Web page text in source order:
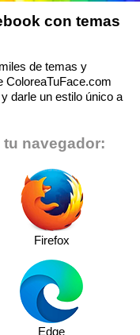
con temas
de temas y
ColoreaTuFace.com
darle un estilo único a
navegador:
Firefox
Edge